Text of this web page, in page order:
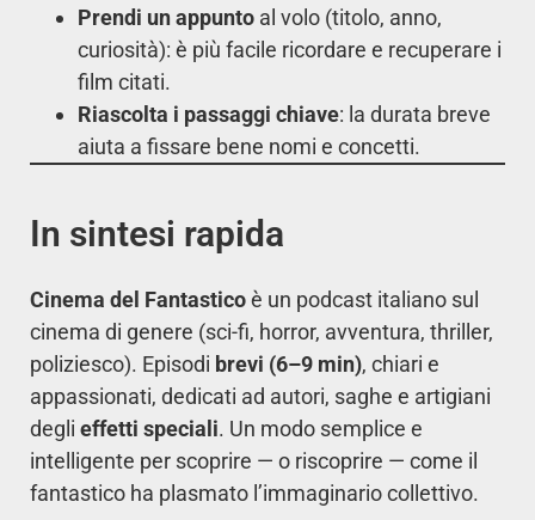
Prendi un appunto al volo (titolo, anno,
curiosità): è più facile ricordare e recuperare i
film citati.
Riascolta i passaggi chiave: la durata breve
aiuta a fissare bene nomi e concetti.
In sintesi rapida
Cinema del Fantasticoè un podcast italiano sul
cinema di genere (sci-fi, horror, avventura, thriller,
poliziesco). Episodi brevi (6–9 min), chiari e
appassionati, dedicati ad autori, saghe e artigiani
degli effetti speciali. Un modo semplice e
intelligente per scoprire — o riscoprire — come il
fantastico ha plasmato l’immaginario collettivo.